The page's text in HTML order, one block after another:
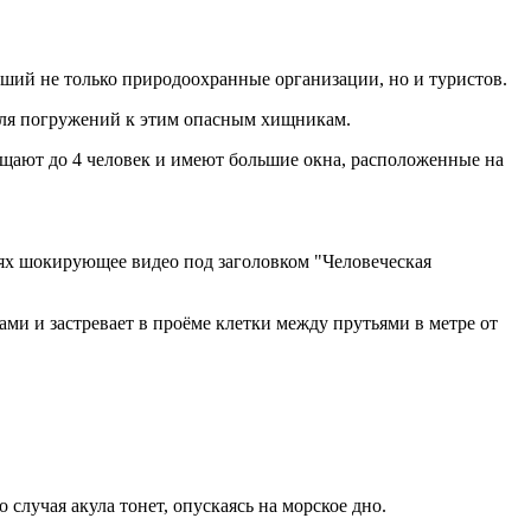
не только природоохранные организации, но и туристов.
погружений к этим опасным хищникам.
до 4 человек и имеют большие окна, расположенные на
шокирующее видео под заголовком "Человеческая
и застревает в проёме клетки между прутьями в метре от
акула тонет, опускаясь на морское дно.